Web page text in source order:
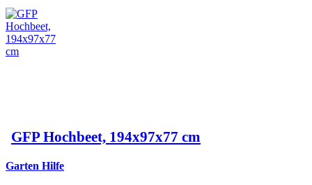
GFP Hochbeet, 194x97x77 cm
Garten Hilfe